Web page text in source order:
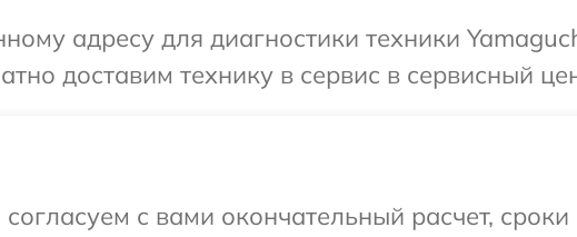
адресу для диагностики техники
доставим технику в сервис в сервисный
с вами окончательный расчет,